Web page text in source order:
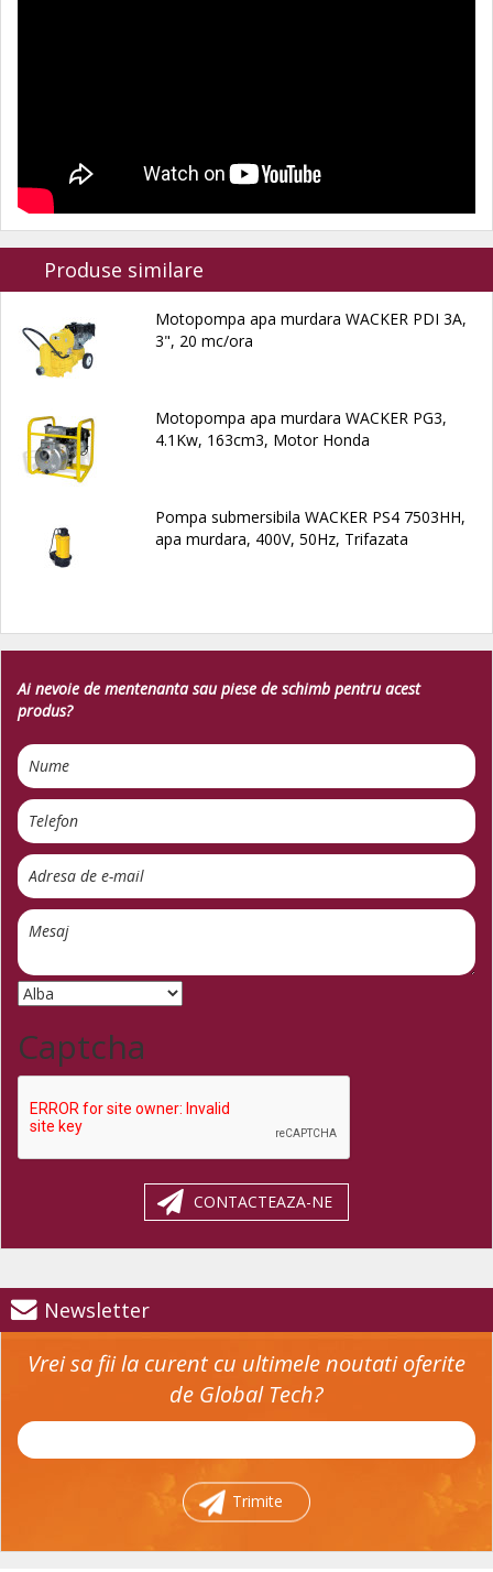
Produse similare
Motopompa apa murdara WACKER PDI 3A,
3", 20 mc/ora
Motopompa apa murdara WACKER PG3,
4.1Kw, 163cm3, Motor Honda
Pompa submersibila WACKER PS4 7503HH,
apa murdara, 400V, 50Hz, Trifazata
Ai nevoie de mentenanta sau piese de schimb pentru acest
produs?
Captcha
CONTACTEAZA-NE
Newsletter
Vrei sa fii la curent cu ultimele noutati oferite
de Global Tech?
Trimite